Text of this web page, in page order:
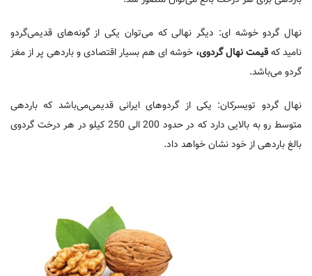
نهال گردو خوشه ای: دیگر نهالی که می‌توان یکی از گونه‌های قدیمی‌گردو
نامید کهقیمت نهال گردوی، خوشه ای هم بسیار اقتصادی و باردهی پر از مغز
گردو می‌باشد.
نهال گردو تویسرکان: یکی از گردو‌های ایرانی قدیمی‌می‌باشد که باردهی
متوسط رو به بالایی دارد که در حدود 200 الی 250 کیلو در هر درخت گردوی
بالغ باردهی از خود نشان خواهد داد.